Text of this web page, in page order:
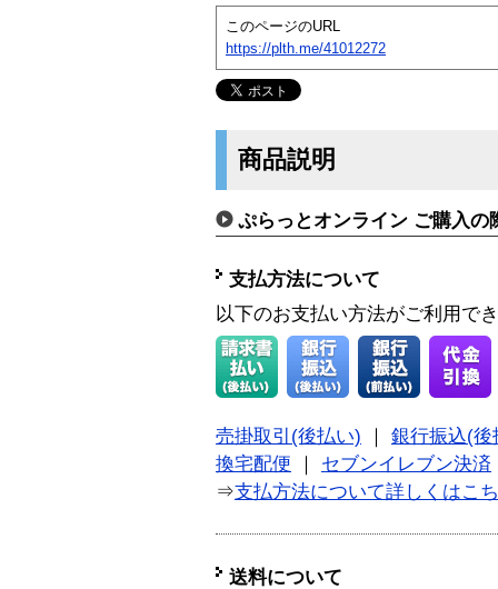
このページのURL
https://plth.me/41012272
商品説明
ぷらっとオンライン ご購入の
支払方法について
以下のお支払い方法がご利用で
売掛取引(後払い)
銀行振込(後
換宅配便
セブンイレブン決済
⇒支払方法について詳しくはこ
送料について